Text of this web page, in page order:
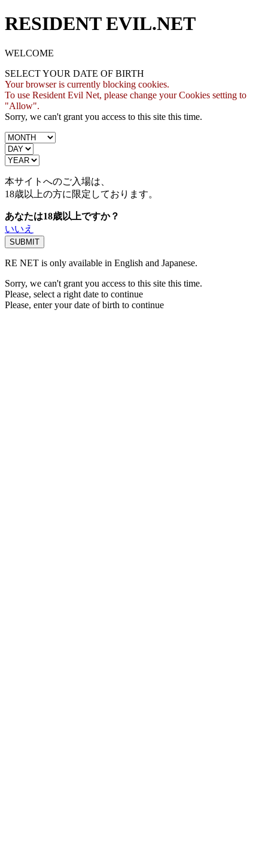
RESIDENT EVIL.NET
WELCOME
SELECT YOUR DATE OF BIRTH
Your browser is currently blocking cookies.
To use Resident Evil Net, please change your Cookies setting to
"Allow".
Sorry, we can't grant you access to this site this time.
本サイトへのご入場は、
18歳以上の方に限定しております。
あなたは18歳以上ですか？
いいえ
RE NET is only available in English and Japanese.
Sorry, we can't grant you access to this site this time.
Please, select a right date to continue
Please, enter your date of birth to continue